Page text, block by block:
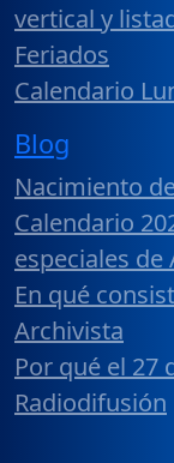
vertical y
Feriados
Calendario
Blog
Nacimiento
Calendario
especiales
En qué
Archivista
Por qué el 27
Radiodifusión